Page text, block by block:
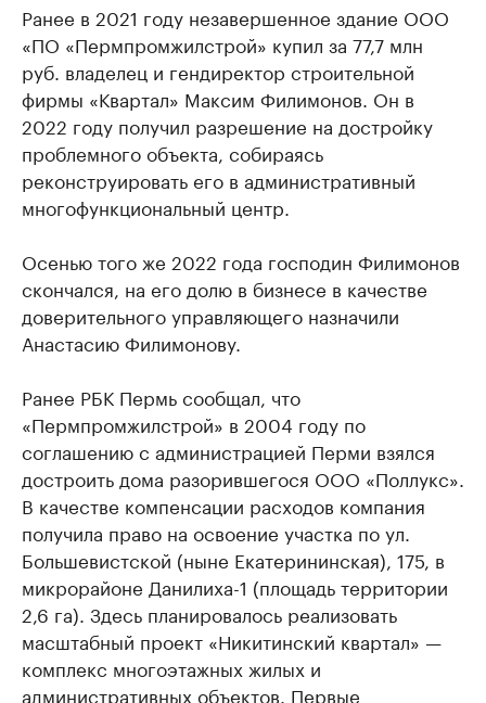
Ранее в 2021 году незавершенное здание ООО
«ПО «Пермпромжилстрой» купил за 77,7 млн
руб. владелец и гендиректор строительной
фирмы «Квартал» Максим Филимонов. Он в
2022 году получил разрешение на достройку
проблемного объекта, собираясь
реконструировать его в административный
многофункциональный центр.
Осенью того же 2022 года господин Филимонов
скончался, на его долю в бизнесе в качестве
доверительного управляющего назначили
Анастасию Филимонову.
Ранее РБК Пермь сообщал, что
«Пермпромжилстрой» в 2004 году по
соглашению с администрацией Перми взялся
достроить дома разорившегося ООО «Поллукс».
В качестве компенсации расходов компания
получила право на освоение участка по ул.
Большевистской (ныне Екатерининская), 175, в
микрорайоне Данилиха-1 (площадь территории
2,6 га). Здесь планировалось реализовать
масштабный проект «Никитинский квартал» —
комплекс многоэтажных жилых и
административных объектов. Первые